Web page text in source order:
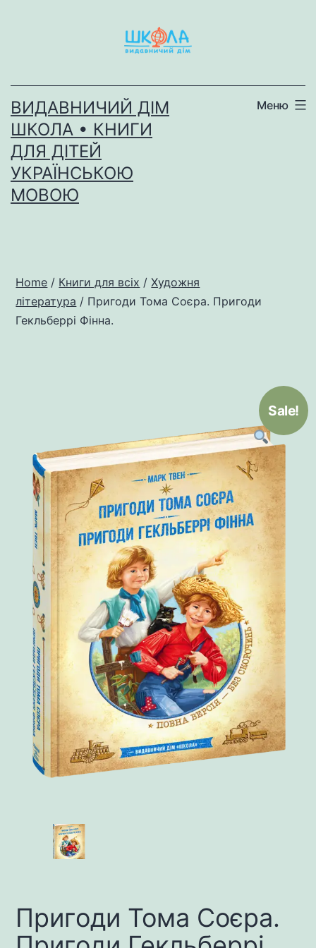
ВИДАВНИЧИЙ ДІМ
ШКОЛА • КНИГИ
ДЛЯ ДІТЕЙ
УКРАЇНСЬКОЮ
МОВОЮ
Меню
Home / Книги для всіх /Художня
література / Пригоди Тома Соєра. Пригоди
Гекльберрі Фінна.
Sale!
Пригоди Тома Соєра.